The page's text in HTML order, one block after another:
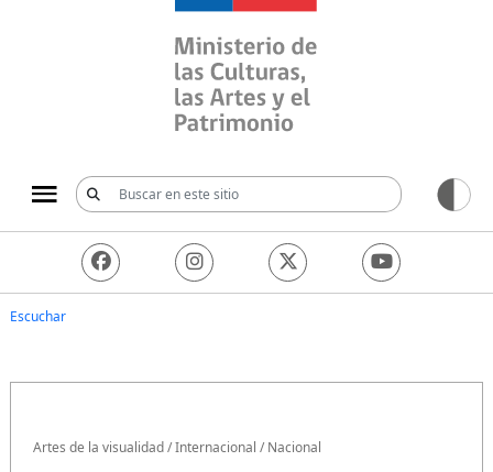
Ministerio de las
Escuchar
Artes de la visualidad/Internacional /Nacional